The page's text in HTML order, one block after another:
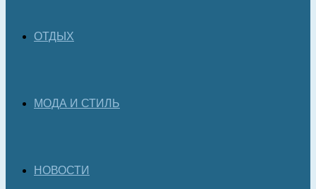
ОТДЫХ
МОДА И СТИЛЬ
НОВОСТИ